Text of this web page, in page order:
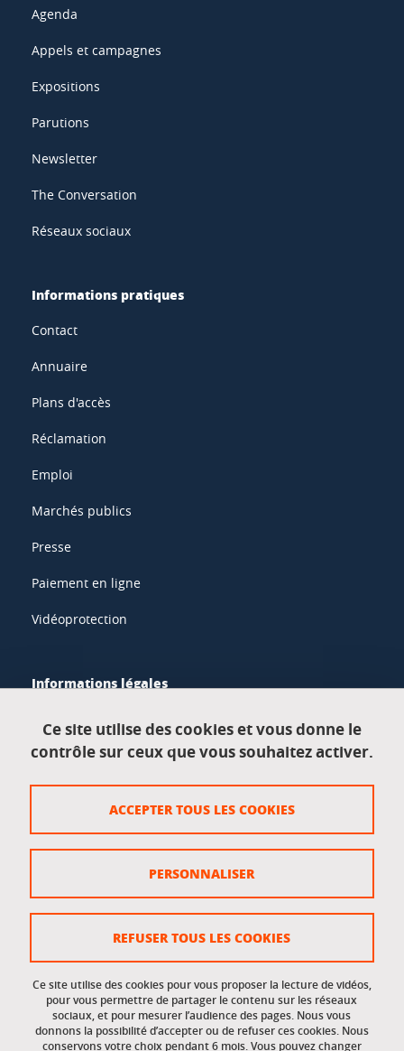
Agenda
Appels et campagnes
Expositions
Parutions
Newsletter
The Conversation
Réseaux sociaux
Informations pratiques
Contact
Annuaire
Plans d'accès
Réclamation
Emploi
Marchés publics
Presse
Paiement en ligne
Vidéoprotection
Informations légales
Données personnelles
Crédits
Gestion des cookies
Accessibilité : non conforme
Accès réservés
Intranet des étudiants et des personnels
Ce site utilise des cookies et vous donne le
contrôle sur ceux que vous souhaitez activer.
Ce site utilise des cookies pour vous proposer la lecture de vidéos,
pour vous permettre de partager le contenu sur les réseaux
sociaux, et pour mesurer l’audience des pages. Nous vous
donnons la possibilité d’accepter ou de refuser ces cookies. Nous
conservons votre choix pendant 6 mois. Vous pouvez changer
ACCEPTER TOUS LES COOKIES
REFUSER TOUS LES COOKIES
PERSONNALISER